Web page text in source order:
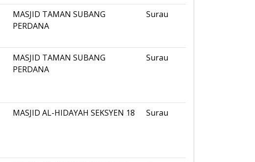
MASJID TAMAN SUBANG
PERDANA
Surau
MASJID TAMAN SUBANG
PERDANA
Surau
MASJID AL-HIDAYAH SEKSYEN 18 Surau